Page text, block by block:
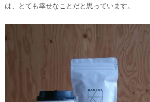
は、とても幸せなことだと思っています。